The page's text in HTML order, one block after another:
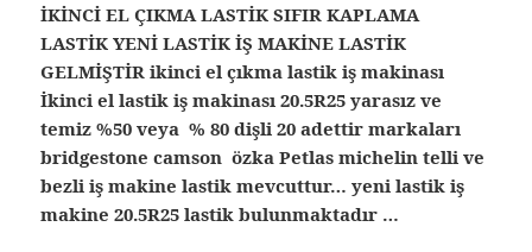
İKİNCİ EL ÇIKMA LASTİK SIFIR KAPLAMA
LASTİK YENİ LASTİK İŞ MAKİNE LASTİK
GELMİŞTİR ikinci el çıkma lastik iş makinası
İkinci el lastik iş makinası 20.5R25 yarasız ve
temiz %50 veya % 80 dişli 20 adettir markaları
bridgestone camson özka Petlas michelin telli ve
bezli iş makine lastik mevcuttur… yeni lastik iş
makine 20.5R25 lastik bulunmaktadır …